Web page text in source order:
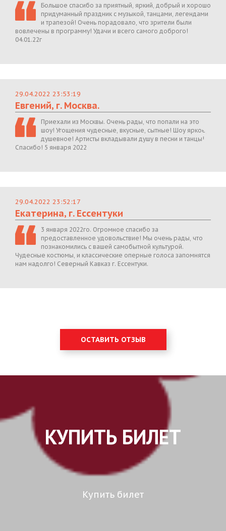
Большое спасибо за приятный, яркий, добрый и хорошо
придуманный праздник с музыкой, танцами, легендами
и трапезой! Очень порадовало, что зрители были
вовлечены в программу! Удачи и всего самого доброго!
04.01.22г
29.04.2022 23:53:19
Евгений, г. Москва.
Приехали из Москвы. Очень рады, что попали на это
шоу! Угощения чудесные, вкусные, сытные! Шоу яркое,
душевное! Артисты вкладывали душу в песни и танцы!
Спасибо! 5 января 2022
29.04.2022 23:52:17
Екатерина, г. Ессентуки
3 января 2022го. Огромное спасибо за
предоставленное удовольствие! Мы очень рады, что
познакомились с вашей самобытной культурой.
Чудесные костюмы, и классические оперные голоса запомнятся
нам надолго! Северный Кавказ г. Ессентуки.
ОСТАВИТЬ ОТЗЫВ
КУПИТЬ БИЛЕТ
Купить билет